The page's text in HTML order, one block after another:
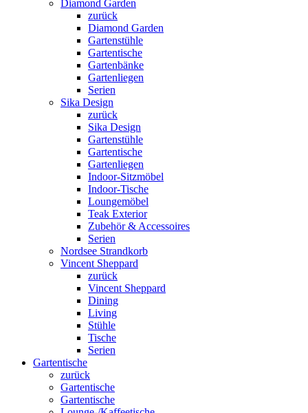
Diamond Garden
zurück
Diamond Garden
Gartenstühle
Gartentische
Gartenbänke
Gartenliegen
Serien
Sika Design
zurück
Sika Design
Gartenstühle
Gartentische
Gartenliegen
Indoor-Sitzmöbel
Indoor-Tische
Loungemöbel
Teak Exterior
Zubehör & Accessoires
Serien
Nordsee Strandkorb
Vincent Sheppard
zurück
Vincent Sheppard
Dining
Living
Stühle
Tische
Serien
Gartentische
zurück
Gartentische
Gartentische